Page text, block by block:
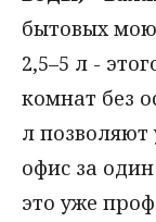
бытовых
2,5–5 л -
комнат без
л
офис за
это уже